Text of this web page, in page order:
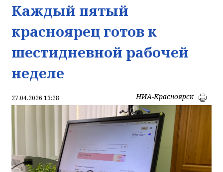
Каждый пятый
красноярец готов к
шестидневной рабочей
неделе
27.04.2026 13:28 НИА-Красноярск